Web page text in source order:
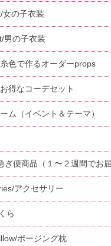
女の子衣装
男の子衣装
色で作るオーダーprops
得なコーデセット
ム（イベント＆テーマ）
ぎ便商品（１〜２週間でお届
アクセサリー
ら
ポージング枕